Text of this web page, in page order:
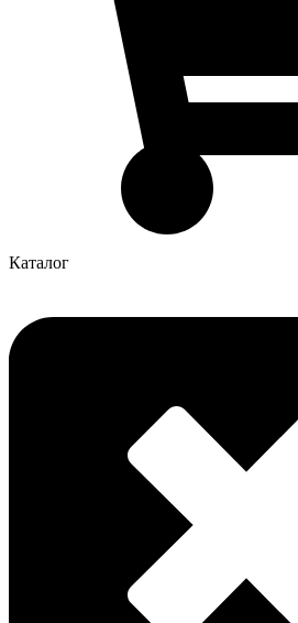
Каталог